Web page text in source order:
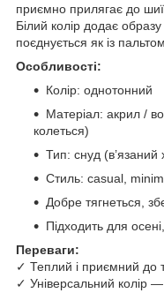
приємно прилягає до
Білий колір додає образу
поєднується як із
Особливості:
Колір: однотонний
Матеріал: акрил /
колеться)
Тип: снуд (в’язаний
Стиль: casual,
Добре тягнеться,
Підходить для
Переваги:
✓ Теплий і приємний до
✓ Універсальний колір